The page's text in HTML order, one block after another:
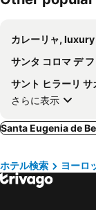
カレーリャ,
サンタ コロマ デ ファル
サント ヒラーリ サカ
さらに表示
Santa Eugenia de
ホテル検索 ヨーロ